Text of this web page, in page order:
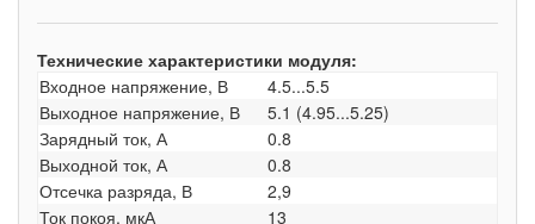
Технические характеристики модуля:
Входное напряжение, В
4.5...5.5
Выходное напряжение, В
5.1 (4.95...5.25)
Зарядный ток, А
0.8
Выходной ток, А
0.8
Отсечка разряда, В
2,9
Ток покоя, мкА
13